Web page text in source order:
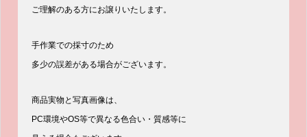
ご理解のある方にお譲りいたします。
手作業での採寸のため
多少の誤差がある場合がございます。
商品実物と写真画像は、
PC環境やOS等で異なる色合い・質感等に